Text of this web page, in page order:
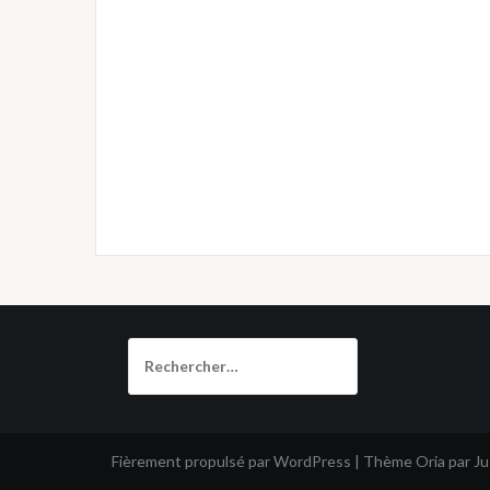
Fièrement propulsé par WordPress | Thème Oria par